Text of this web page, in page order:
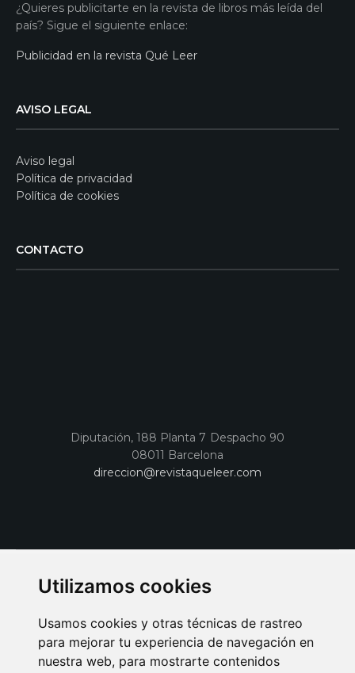
Utilizamos cookies
Usamos cookies y otras técnicas de rastreo
para mejorar tu experiencia de navegación en
nuestra web, para mostrarte contenidos
¿Quieres publicitarte en la revista de libros más leída del
país? Sigue el siguiente enlace:
Publicidad en la revista Qué Leer
AVISO LEGAL
Aviso legal
Política de privacidad
Política de cookies
CONTACTO
Diputación, 188 Planta 7 Despacho 90
08011 Barcelona
direccion@revistaqueleer.com